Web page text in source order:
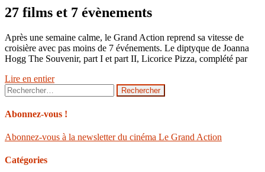
27 films et 7 évènements
Après une semaine calme, le Grand Action reprend sa vitesse de
croisière avec pas moins de 7 événements. Le diptyque de Joanna
Hogg The Souvenir, part I et part II, Licorice Pizza, complété par
Lire en entier
Rechercher :
Abonnez-vous !
Abonnez-vous à la newsletter du cinéma Le Grand Action
Catégories